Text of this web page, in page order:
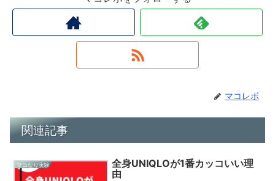
マコレボ
関連記事
マコなり実験
全身UNIQLOが1番カッコいい理
由